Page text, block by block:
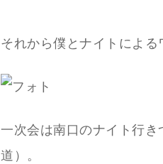
それから僕とナイトによる
一次会は南口のナイト行
道）。